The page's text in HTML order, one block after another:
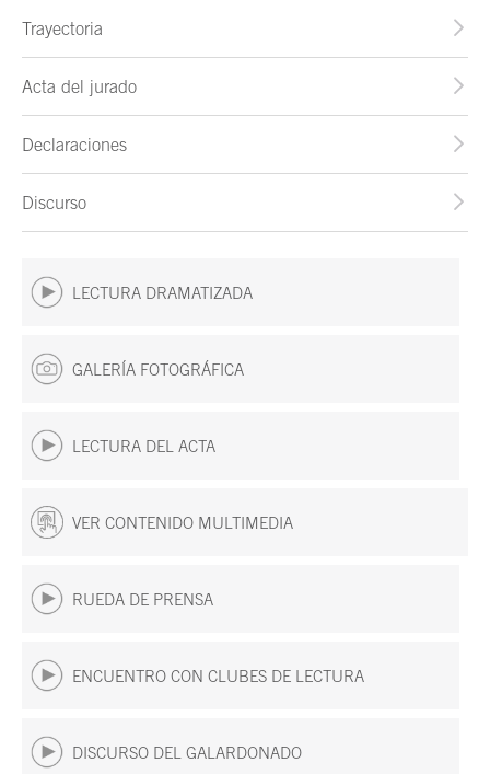
Trayectoria
Acta del jurado
Declaraciones
Discurso
LECTURA DRAMATIZADA
GALERÍA FOTOGRÁFICA
LECTURA DEL ACTA
VER CONTENIDO MULTIMEDIA
RUEDA DE PRENSA
ENCUENTRO CON CLUBES DE LECTURA
DISCURSO DEL GALARDONADO